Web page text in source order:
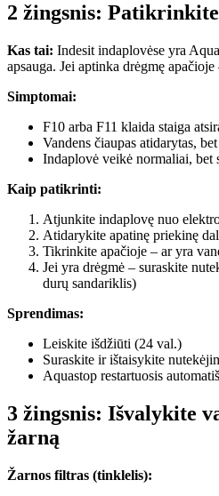
2 žingsnis:
Kas tai: Indesit indaplovėse yra
apsauga. Jei aptinka drėgmę
Simptomai:
F10 arba F11 klaida staiga
Vandens čiaupas atidarytas,
Indaplovė veikė normaliai, bet
Kaip patikrinti:
Atjunkite indaplovę nuo
Atidarykite apatinę priekinę
Tikrinkite apačioje – ar yra
Jei yra drėgmė – suraskite
durų sandariklis)
Sprendimas:
Leiskite išdžiūti (24 val.)
Suraskite ir ištaisykite
Aquastop restartuosis
3 žingsnis: Išvalykite
žarną
Žarnos filtras (tinklelis):